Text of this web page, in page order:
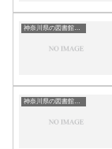
神奈川県の図書館｜勉強できる場所
神奈川県の図書館｜勉強できる場所